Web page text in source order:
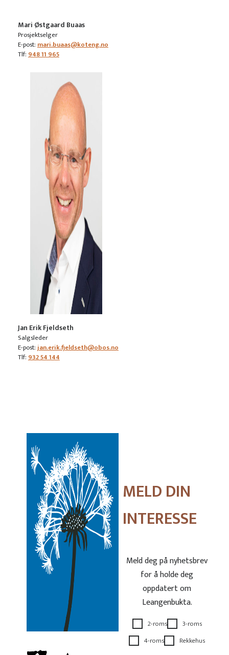
Mari Østgaard Buaas
Prosjektselger
E-post:mari.buaas@koteng.no
Tlf:948 11 965
Jan Erik Fjeldseth
Salgsleder
E-post:jan.erik.fjeldseth@obos.no
Tlf:932 54 144
MELD DIN
INTERESSE
Meld deg på nyhetsbrev
for å holde deg
oppdatert om
Leangenbukta.
2-roms
3-roms
4-roms
Rekkehus